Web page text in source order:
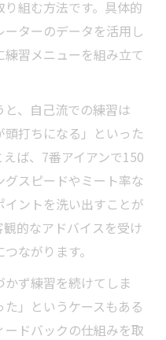
組む方法です。具体的
ターのデータを活用し
習メニューを組み立て
、自己流での練習は
頭打ちになる」といった
ば、7番アイアンで150
スピードやミート率な
ントを洗い出すことが
的なアドバイスを受け
ながります。
ず練習を続けてしま
」というケースもある
ドバックの仕組みを取